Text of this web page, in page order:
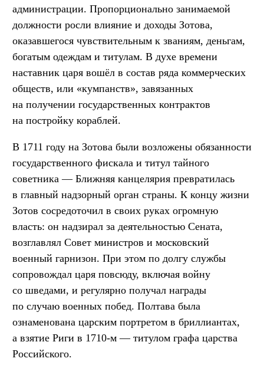
администрации. Пропорционально занимаемой
должности росли влияние и доходы Зотова,
оказавшегося чувствительным к званиям, деньгам,
богатым одеждам и титулам. В духе времени
наставник царя вошёл в состав ряда коммерческих
обществ, или «кумпанств», завязанных
на получении государственных контрактов
на постройку кораблей.
В 1711 году на Зотова были возложены обязанности
государственного фискала и титул тайного
советника — Ближняя канцелярия превратилась
в главный надзорный орган страны. К концу жизни
Зотов сосредоточил в своих руках огромную
власть: он надзирал за деятельностью Сената,
возглавлял Совет министров и московский
военный гарнизон. При этом по долгу службы
сопровождал царя повсюду, включая войну
со шведами, и регулярно получал награды
по случаю военных побед. Полтава была
ознаменована царским портретом в бриллиантах,
а взятие Риги в 1710-м — титулом графа царства
Российского.